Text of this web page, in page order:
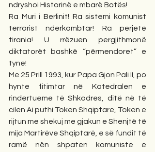
ndryshoi Historinë e mbarë Botës!
Ra Muri i Berlinit! Ra sistemi komunist
terrorist nderkombtar! Ra perjetë
tirania! U rrëzuen pergjithmonë
diktatorët bashkë “përmendoret” e
tyne!
Me 25 Prill 1993, kur Papa Gjon Pali II, po
hynte fitimtar në Katedralen e
rindertueme të Shkodres, ditë në të
cilen Ai puthi Token Shqiptare, Token e
rijtun me shekuj me gjakun e Shenjtë të
mija Martirëve Shqiptarë, e së fundit të
ramë nën shpaten komuniste e